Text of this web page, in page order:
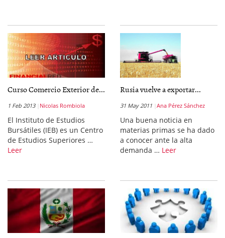
Curso Comercio Exterior de...
1 Feb 2013 Nicolas Rombiola
El Instituto de Estudios
Bursátiles (IEB) es un Centro
de Estudios Superiores …
Leer
Rusia vuelve a exportar...
31 May 2011 Ana Pérez Sánchez
Una buena noticia en
materias primas se ha dado
a conocer ante la alta
demanda … Leer